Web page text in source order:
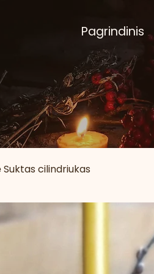
Pagrindinis
cilindriukas